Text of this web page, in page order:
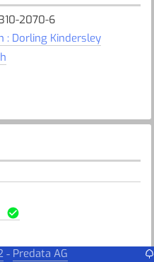
2070-6
: Dorling Kindersley
- Predata AG